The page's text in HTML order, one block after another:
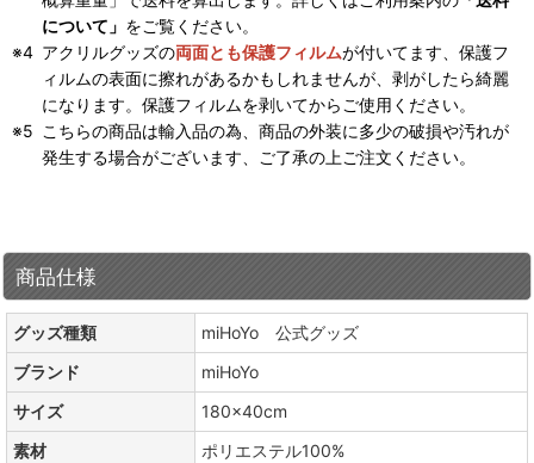
について」 をご覧ください。
アクリルグッズの両面とも保護フィルムが付いてます、保護フ
ィルムの表面に擦れがあるかもしれませんが、剥がしたら綺麗
になります。保護フィルムを剥いてからご使用ください。
こちらの商品は輸入品の為、商品の外装に多少の破損や汚れが
発生する場合がございます、ご了承の上ご注文ください。
商品仕様
グッズ種類
miHoYo 公式グッズ
ブランド
miHoYo
サイズ
180×40cm
素材
ポリエステル100%